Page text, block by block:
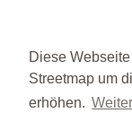
Diese
Streetmap um
erhöhen.
Adressen